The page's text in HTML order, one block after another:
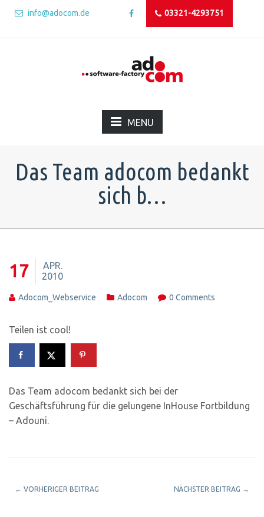
info@adocom.de 03321-4293751
MENU
Das Team adocom bedankt
sich b…
17
APR.
2010
Adocom_Webservice Adocom 0 Comments
Teilen ist cool!
Das Team adocom bedankt sich bei der
Geschäftsführung für die gelungene InHouse Fortbildung
– Adouni.
← VORHERIGER BEITRAG NÄCHSTER BEITRAG →